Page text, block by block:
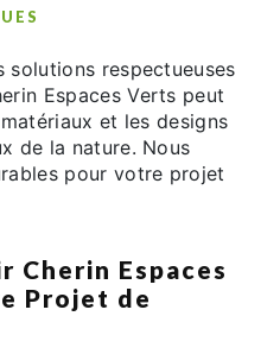
solutions respectueuses
Espaces Verts peut
et les designs
de la nature. Nous
pour votre projet
Cherin Espaces
Projet de